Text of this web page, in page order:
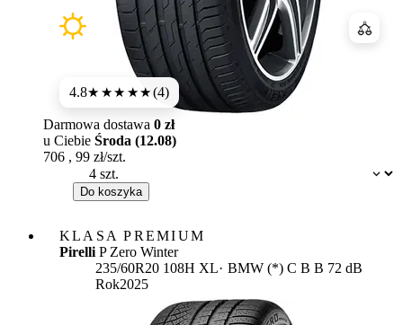
4.8★★★★★(4)
Dostępność:
Darmowa dostawa 0 zł
u Ciebie Środa (12.08)
706 , 99 zł/szt.
Do koszyka
KLASA PREMIUM
Pirelli P Zero Winter
235/60R20 108H XL
BMW (*) Etykieta:
C B B 72 dB
Rok2025